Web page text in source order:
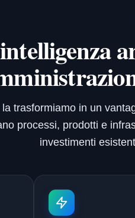
la trasformiamo in un
processi, prodotti e
investimenti